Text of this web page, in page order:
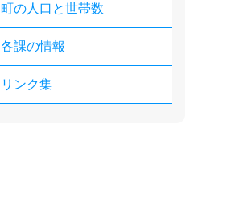
町の人口と世帯数
各課の情報
リンク集